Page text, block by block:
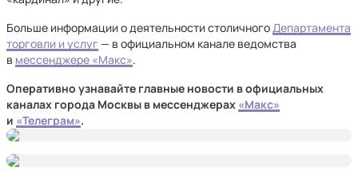
Больше информации о деятельности столичногоДепартамента
торговли и услуг — в официальном канале ведомства
в мессенджере «Макс».
Оперативно узнавайте главные новости в официальных
каналах города Москвы в мессенджерах «Макс»
и «Телеграм».